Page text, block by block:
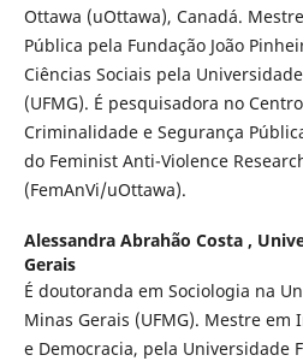
Ottawa (uOttawa), Canadá.
Pública pela Fundação João
Ciências Sociais pela
(UFMG). É pesquisadora no
Criminalidade e Segurança
do Feminist Anti-Violence
(FemAnVi/uOttawa).
Alessandra Abrahão Costa ,
Gerais
É doutoranda em Sociologia na
Minas Gerais (UFMG). Mestre
e Democracia, pela Universidade